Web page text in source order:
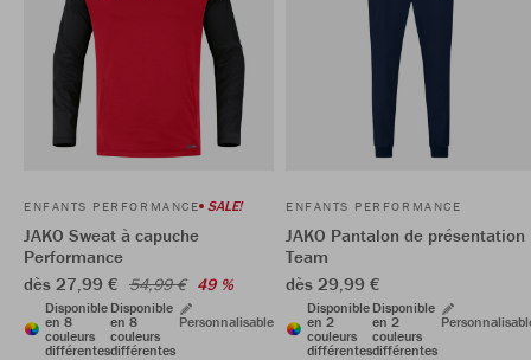
ENFANTS PERFORMANCE SALE!
JAKO Sweat à capuche
Performance
dès 27,99 € 54,99 € 49 %
Disponible
en 8
couleurs
différentes
Disponible
en 8
couleurs
différentes
Personnalisable
ENFANTS PERFORMANCE
JAKO Pantalon de présentation
Team
dès 29,99 €
Disponible
en 2
couleurs
différentes
Disponible
en 2
couleurs
différentes